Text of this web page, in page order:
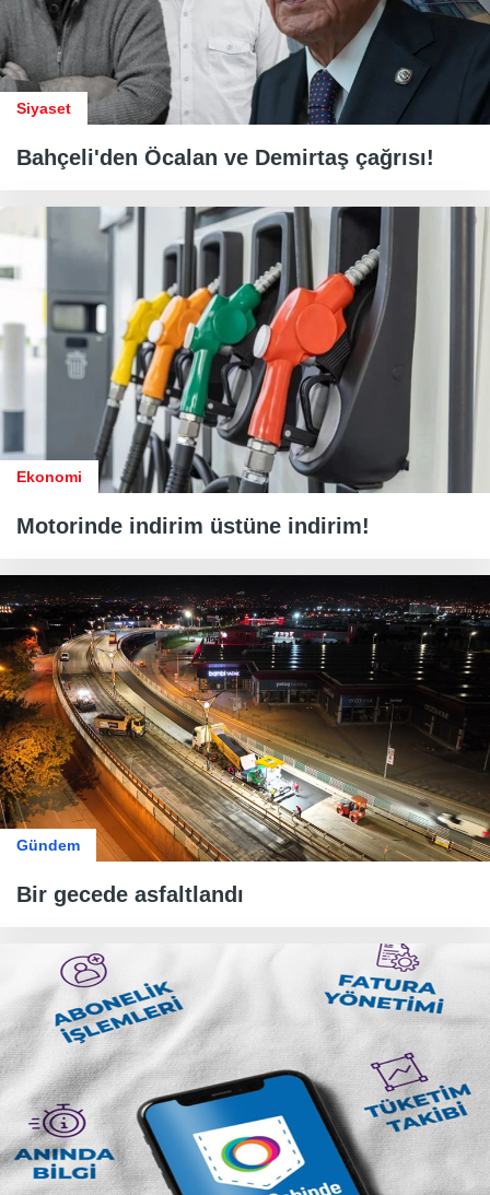
Siyaset
Bahçeli'den Öcalan ve Demirtaş çağrısı!
Ekonomi
Motorinde indirim üstüne indirim!
Gündem
Bir gecede asfaltlandı